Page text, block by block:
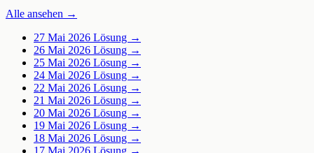
Alle ansehen →
27 Mai 2026 Lösung →
26 Mai 2026 Lösung →
25 Mai 2026 Lösung →
24 Mai 2026 Lösung →
22 Mai 2026 Lösung →
21 Mai 2026 Lösung →
20 Mai 2026 Lösung →
19 Mai 2026 Lösung →
18 Mai 2026 Lösung →
17 Mai 2026 Lösung →